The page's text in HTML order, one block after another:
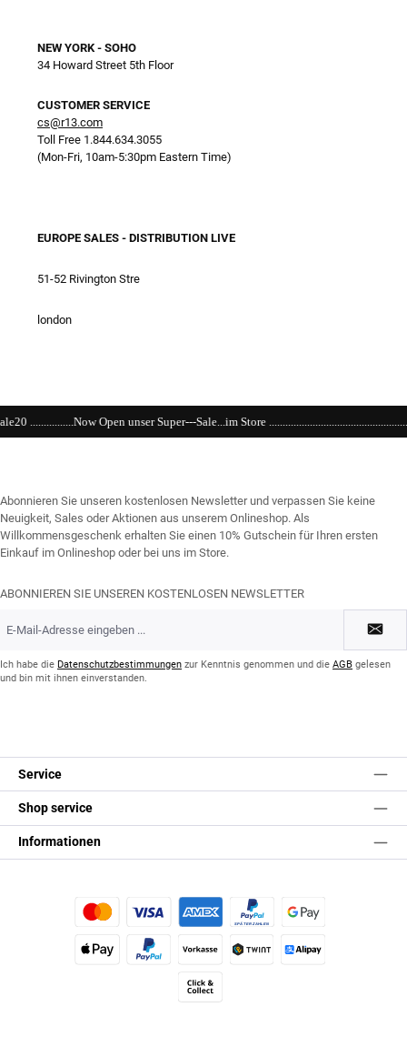
NEW YORK - SOHO
34 Howard Street 5th Floor
CUSTOMER SERVICE
cs@r13.com
Toll Free 1.844.634.3055
(Mon-Fri, 10am-5:30pm Eastern Time)
EUROPE SALES - DISTRIBUTION LIVE
51-52 Rivington Stre
london
unser Super---Sale...im Store
Abonnieren Sie unseren kostenlosen Newsletter und verpassen Sie keine
Neuigkeit, Sales oder Aktionen aus unserem Onlineshop. Als
Willkommensgeschenk erhalten Sie einen 10% Gutschein für Ihren ersten
Einkauf im Onlineshop oder bei uns im Store.
ABONNIEREN SIE UNSEREN KOSTENLOSEN NEWSLETTER
Mail-
*Ich habe die Datenschutzbestimmungen zur Kenntnis genommen und die AGB gelesen
und bin mit ihnen einverstanden.
Service
Shop service
Informationen
Kredit- oder Debitkarte Später BezahlenGoogle Pay
Vorkasse